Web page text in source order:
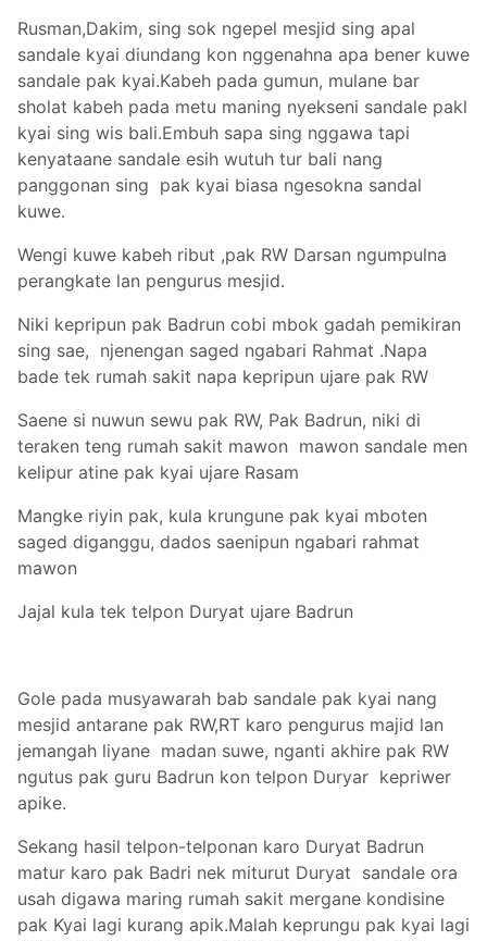
Rusman,Dakim, sing sok ngepel mesjid sing apal
sandale kyai diundang kon nggenahna apa bener kuwe
sandale pak kyai.Kabeh pada gumun, mulane bar
sholat kabeh pada metu maning nyekseni sandale pakl
kyai sing wis bali.Embuh sapa sing nggawa tapi
kenyataane sandale esih wutuh tur bali nang
panggonan sing pak kyai biasa ngesokna sandal
kuwe.
Wengi kuwe kabeh ribut ,pak RW Darsan ngumpulna
perangkate lan pengurus mesjid.
Niki kepripun pak Badrun cobi mbok gadah pemikiran
sing sae, njenengan saged ngabari Rahmat .Napa
bade tek rumah sakit napa kepripun ujare pak RW
Saene si nuwun sewu pak RW, Pak Badrun, niki di
teraken teng rumah sakit mawon mawon sandale men
kelipur atine pak kyai ujare Rasam
Mangke riyin pak, kula krungune pak kyai mboten
saged diganggu, dados saenipun ngabari rahmat
mawon
Jajal kula tek telpon Duryat ujare Badrun
Gole pada musyawarah bab sandale pak kyai nang
mesjid antarane pak RW,RT karo pengurus majid lan
jemangah liyane madan suwe, nganti akhire pak RW
ngutus pak guru Badrun kon telpon Duryar kepriwer
apike.
Sekang hasil telpon-telponan karo Duryat Badrun
matur karo pak Badri nek miturut Duryat sandale ora
usah digawa maring rumah sakit mergane kondisine
pak Kyai lagi kurang apik.Malah keprungu pak kyai lagi